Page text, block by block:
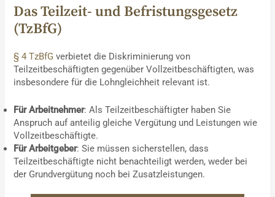
Das Teilzeit- und Befristungsgesetz
(TzBfG)
§ 4 TzBfG verbietet die Diskriminierung von
Teilzeitbeschäftigten gegenüber Vollzeitbeschäftigten, was
insbesondere für die Lohngleichheit relevant ist.
Für Arbeitnehmer: Als Teilzeitbeschäftigter haben Sie
Anspruch auf anteilig gleiche Vergütung und Leistungen wie
Vollzeitbeschäftigte.
Für Arbeitgeber: Sie müssen sicherstellen, dass
Teilzeitbeschäftigte nicht benachteiligt werden, weder bei
der Grundvergütung noch bei Zusatzleistungen.